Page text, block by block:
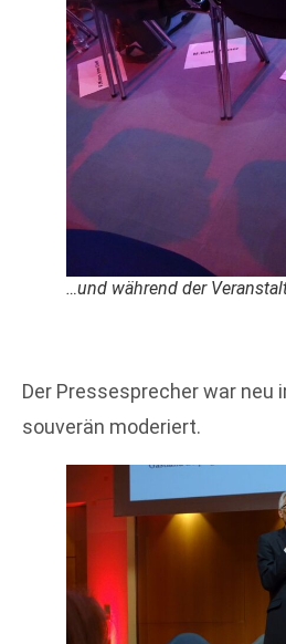
…und während der
Der Pressesprecher war neu
souverän moderiert.